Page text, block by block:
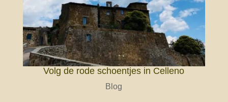
Volg de rode schoentjes in Celleno
Blog